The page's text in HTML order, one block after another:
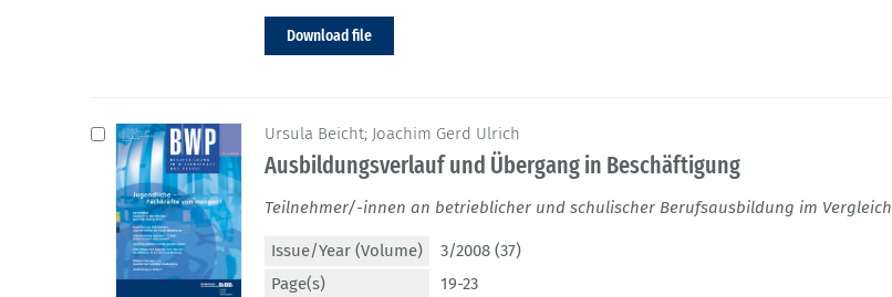
Download file
Ursula Beicht; Joachim Gerd Ulrich
Ausbildungsverlauf und Übergang in Beschäftigung
Teilnehmer/-innen an betrieblicher und schulischer Berufsausbildung im Vergleich
Issue/Year (Volume)
3/2008 (37)
Page(s)
19-23